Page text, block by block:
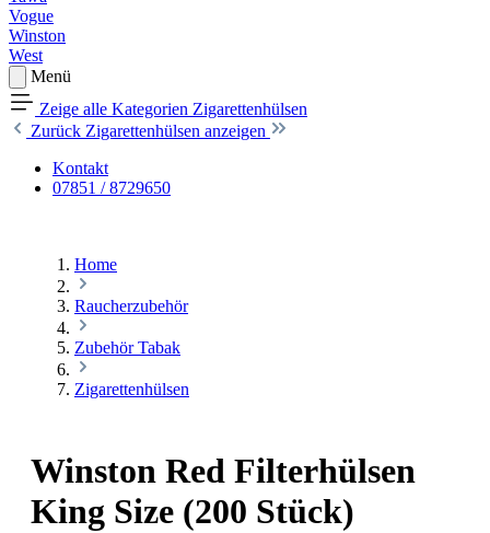
Vogue
Winston
West
Menü
Zeige alle Kategorien Zigarettenhülsen
Zurück Zigarettenhülsen anzeigen
Kontakt
07851 / 8729650
Home
Raucherzubehör
Zubehör Tabak
Zigarettenhülsen
Winston Red Filterhülsen
King Size (200 Stück)